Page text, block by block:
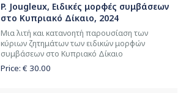
P. Jougleux, Ειδικές μορφές συμβάσεων
στο Κυπριακό Δίκαιο, 2024
Μια λιτή και κατανοητή παρουσίαση των
κύριων ζητημάτων των ειδικών μορφών
συμβάσεων στο Κυπριακό Δίκαιο
Price: € 30.00